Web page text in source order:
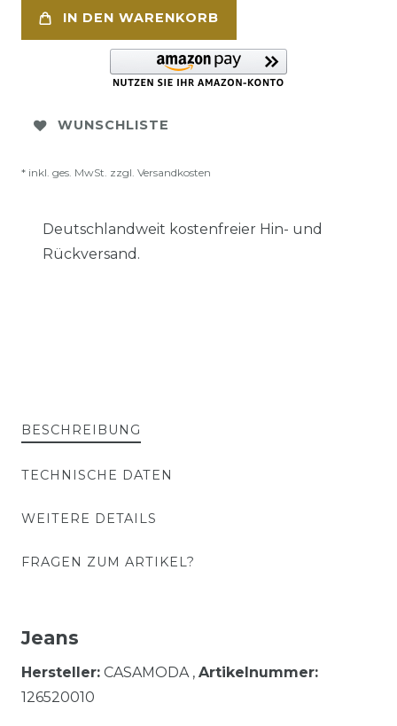
IN DEN WARENKORB
WUNSCHLISTE
* inkl. ges. MwSt. zzgl. Versandkosten
Deutschlandweit kostenfreier Hin- und
Rückversand.
BESCHREIBUNG
TECHNISCHE DATEN
WEITERE DETAILS
FRAGEN ZUM ARTIKEL?
Jeans
Hersteller: CASAMODA , Artikelnummer:
126520010